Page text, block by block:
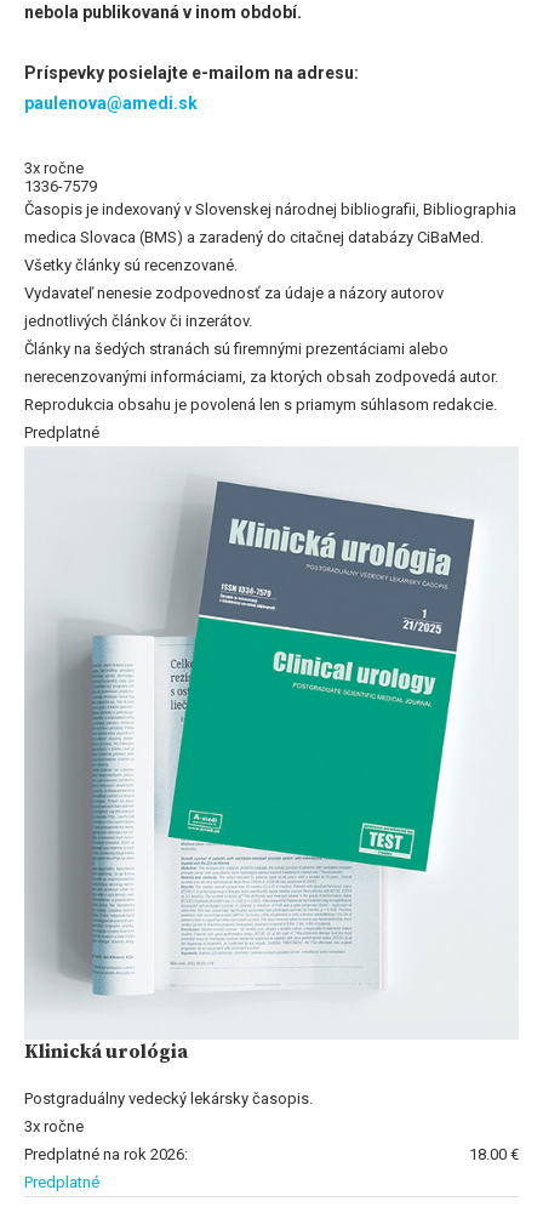
nebola publikovaná v inom období.
Príspevky posielajte e-mailom na adresu:
paulenova@amedi.sk
3x ročne
1336-7579
Časopis je indexovaný v Slovenskej národnej bibliografii, Bibliographia
medica Slovaca (BMS) a zaradený do citačnej databázy CiBaMed.
Všetky články sú recenzované.
Vydavateľ nenesie zodpovednosť za údaje a názory autorov
jednotlivých článkov či inzerátov.
Články na šedých stranách sú firemnými prezentáciami alebo
nerecenzovanými informáciami, za ktorých obsah zodpovedá autor.
Reprodukcia obsahu je povolená len s priamym súhlasom redakcie.
Predplatné
Klinická urológia
Postgraduálny vedecký lekársky časopis.
3x ročne
Predplatné na rok 2026:
18.00 €
Predplatné